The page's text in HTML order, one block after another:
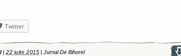
Twitter
| 22 iulie 2015 |Jurnal De Bihorel